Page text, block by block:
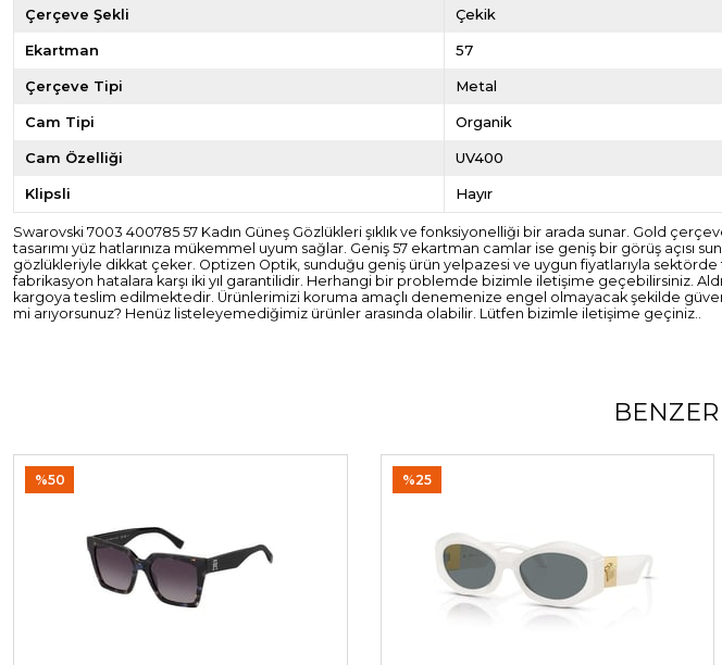
Çerçeve Şekli Çekik
Ekartman 57
Çerçeve Tipi Metal
Cam Tipi Organik
Cam Özelliği UV400
Klipsli Hayır
Swarovski 7003 400785 57 Kadın Güneş Gözlükleri şıklık ve fonksiyonelliği bir arada sunar. Gold
tasarımı yüz hatlarınıza mükemmel uyum sağlar. Geniş 57 ekartman camlar ise geniş bir görüş
gözlükleriyle dikkat çeker. Optizen Optik, sunduğu geniş ürün yelpazesi ve uygun fiyatlarıyla
fabrikasyon hatalara karşı iki yıl garantilidir. Herhangi bir problemde bizimle iletişime geçebilirsiniz.
kargoya teslim edilmektedir. Ürünlerimizi koruma amaçlı denemenize engel olmayacak şekilde
mi arıyorsunuz? Henüz listeleyemediğimiz ürünler arasında olabilir. Lütfen bizimle iletişime geçiniz..
%50 %25